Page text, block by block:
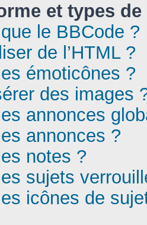
et types
le BBCode ?
de l’HTML ?
émoticônes ?
des images
annonces
annonces ?
notes ?
sujets
icônes de